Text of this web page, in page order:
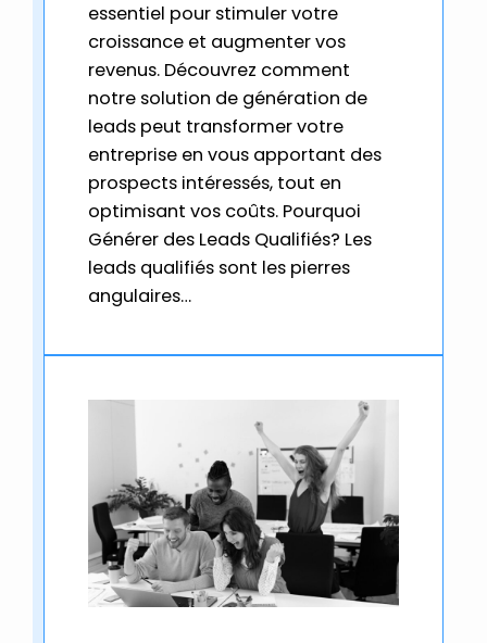
essentiel pour stimuler votre
croissance et augmenter vos
revenus. Découvrez comment
notre solution de génération de
leads peut transformer votre
entreprise en vous apportant des
prospects intéressés, tout en
optimisant vos coûts. Pourquoi
Générer des Leads Qualifiés? Les
leads qualifiés sont les pierres
angulaires…